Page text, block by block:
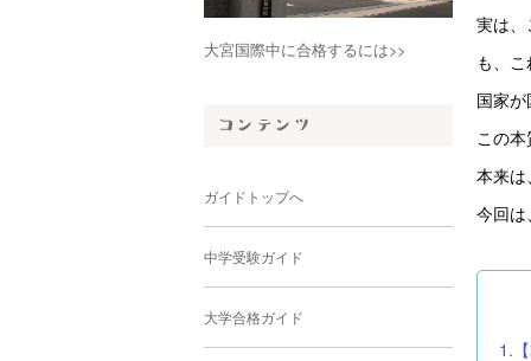
大宮国際中に合格するには>>
ガイドトップへ
中学受験ガイド
大学合格ガイド
実は
も、
国家
この
本来
今回
1.